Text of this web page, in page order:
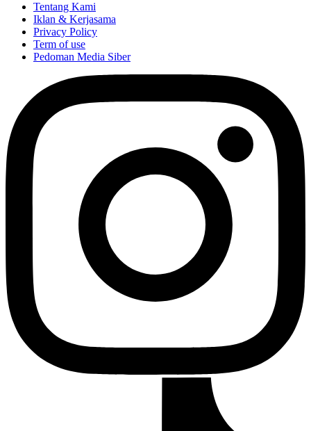
Tentang Kami
Iklan & Kerjasama
Privacy Policy
Term of use
Pedoman Media Siber